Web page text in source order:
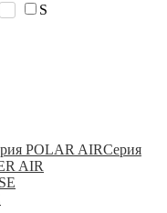
S
POLAR AIRСерия
AIR